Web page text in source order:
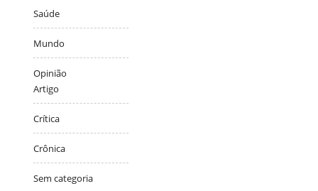
Saúde
Mundo
Opinião
Artigo
Crítica
Crônica
Sem categoria